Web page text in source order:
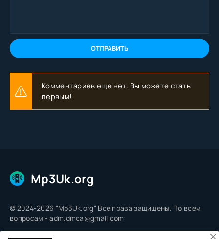
ОТПРАВИТЬ
Комментариев еще нет. Вы можете стать
первым!
Mp3Uk.org
© 2024-2026 "Mp3Uk.org" Все права защищены. По всем
вопросам - adm.dmca@gmail.com